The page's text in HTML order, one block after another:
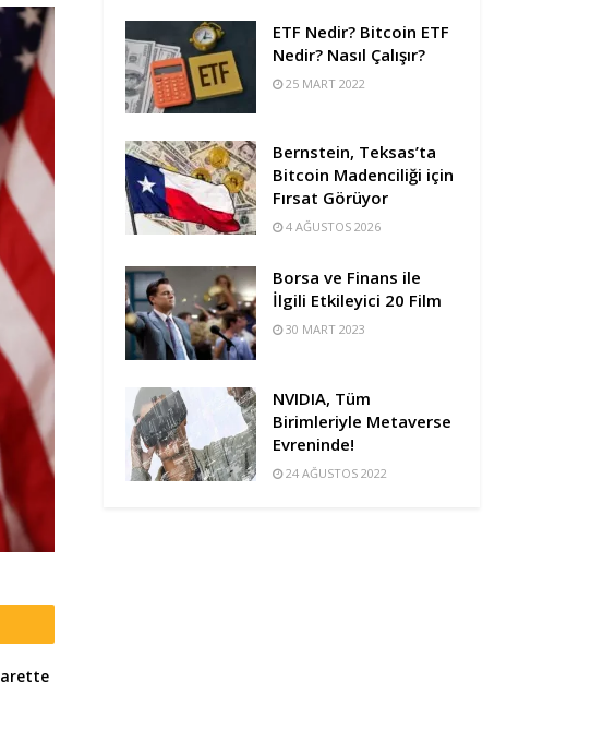
ETF Nedir? Bitcoin ETF
Nedir? Nasıl Çalışır?
25 MART 2022
Bernstein, Teksas’ta
Bitcoin Madenciliği için
Fırsat Görüyor
4 AĞUSTOS 2026
Borsa ve Finans ile
İlgili Etkileyici 20 Film
30 MART 2023
NVIDIA, Tüm
Birimleriyle Metaverse
Evreninde!
24 AĞUSTOS 2022